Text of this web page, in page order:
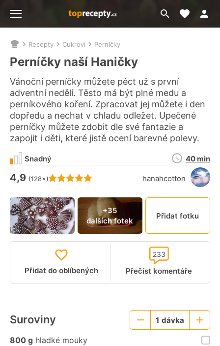
Přejít
na
Moje
Nacházíte
se
zde:
Recepty Cukroví Perníčky
Perníčky naší Haničky
Vánoční perníčky můžete péct už s první
adventní nedělí. Těsto má být plné medu a
perníkového koření. Zpracovat jej můžete i den
dopředu a nechat v chladu odležet. Upečené
perníčky můžete zdobit dle své fantazie a
zapojit i děti, které jistě ocení barevné polevy.
Hodnocení receptu je
4,9 (128×) hanahcotton
Snadný
Doba
přípravy
40 min
+35
dalších fotek
Přidat fotku
Přidat do oblíbených Přečíst komentáře
233
Suroviny
Menší
1 dávka
Větší
porce
800 g hladké mouky